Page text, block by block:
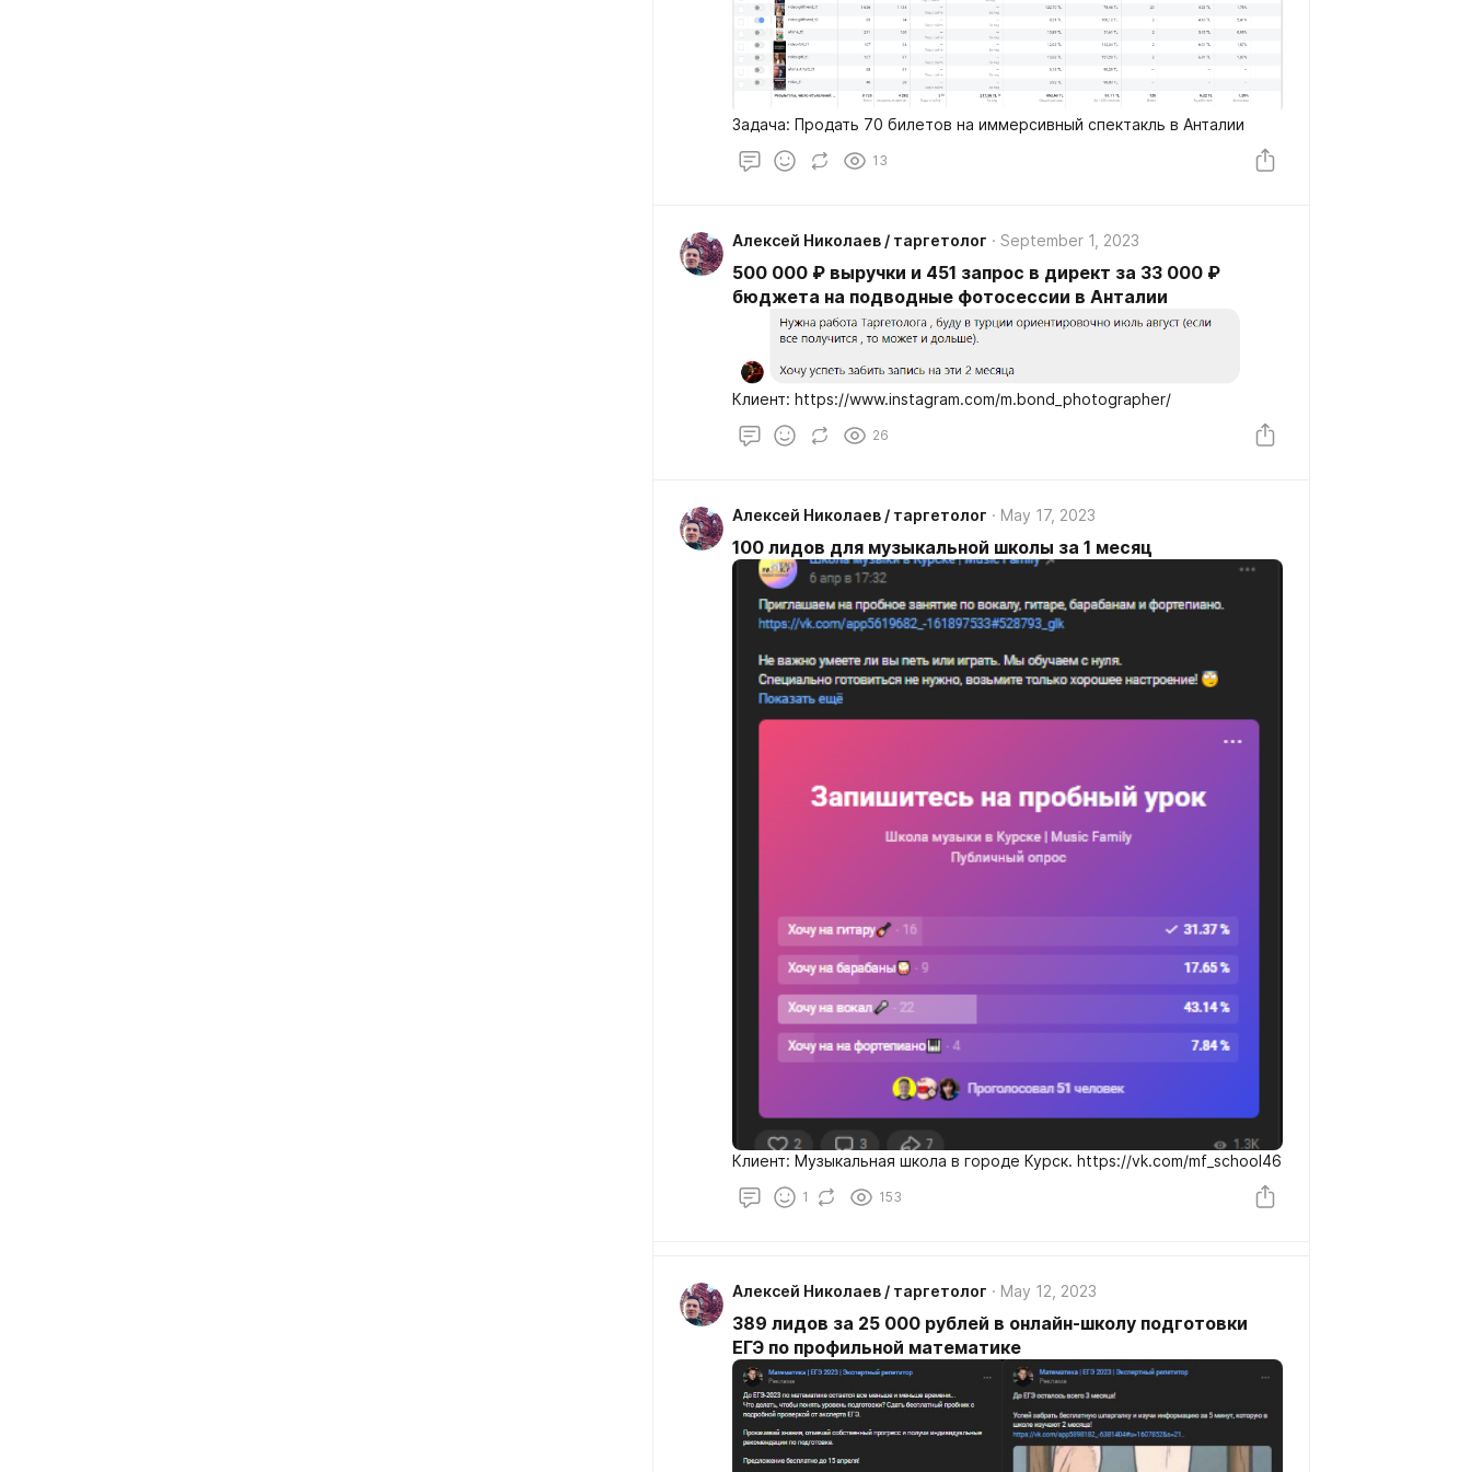
Задача: Продать 70 билетов на иммерсивный спектакль в Анталии
13
Алексей Николаев / таргетолог September 1, 2023
500 000 ₽ выручки и 451 запрос в директ за 33 000 ₽
бюджета на подводные фотосессии в Анталии
Клиент: https://www.instagram.com/m.bond_photographer/
26
Алексей Николаев / таргетолог May 17, 2023
100 лидов для музыкальной школы за 1 месяц
Клиент: Музыкальная школа в городе Курск. https://vk.com/mf_school46
1 153
Алексей Николаев / таргетолог May 12, 2023
389 лидов за 25 000 рублей в онлайн-школу подготовки
ЕГЭ по профильной математике